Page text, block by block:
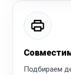
Подбираем